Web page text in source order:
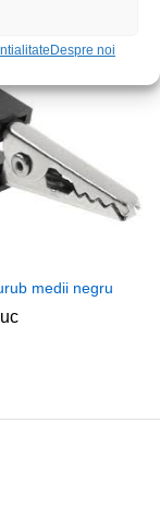
Despre noi
medii negru